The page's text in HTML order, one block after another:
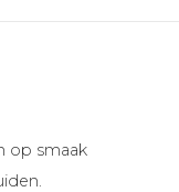
op smaak